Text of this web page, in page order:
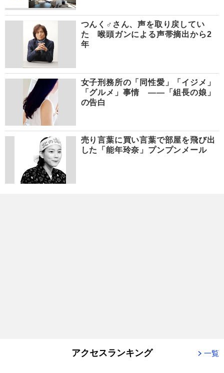
つんく♂さん、声を取り戻してい
た 喉頭ガンによる声帯摘出から2
年
女子刑務所の「同性愛」「イジメ」
「グルメ」事情 ――「組長の娘」
の告白
売り言葉に買い言葉で部屋を飛び出
した「能年玲奈」プンプンメール
アクセスランキング 一覧